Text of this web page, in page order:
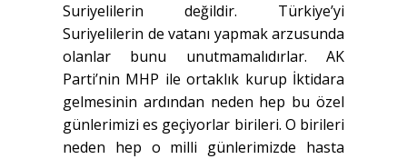
Suriyelilerin değildir. Türkiye’yi
Suriyelilerin de vatanı yapmak arzusunda
olanlar bunu unutmamalıdırlar. AK
Parti’nin MHP ile ortaklık kurup İktidara
gelmesinin ardından neden hep bu özel
günlerimizi es geçiyorlar birileri. O birileri
neden hep o milli günlerimizde hasta